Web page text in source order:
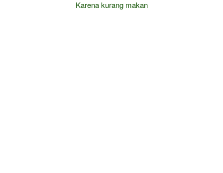
Karena kurang makan